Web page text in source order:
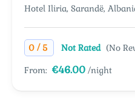
Hotel Iliria, Sarandë,
0 /5 Not Rated (No
From: €46.00 /night